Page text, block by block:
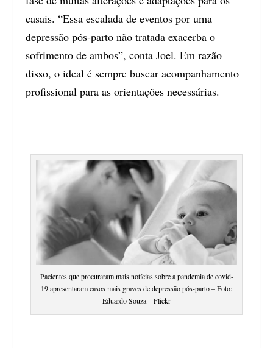
casais. “Essa escalada de eventos por uma
depressão pós-parto não tratada exacerba o
sofrimento de ambos”, conta Joel. Em razão
disso, o ideal é sempre buscar acompanhamento
profissional para as orientações necessárias.
Pacientes que procuraram mais notícias sobre a pandemia de covid-
19 apresentaram casos mais graves de depressão pós-parto – Foto:
Eduardo Souza – Flickr